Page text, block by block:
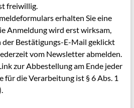
freiwillig.
erhalten Sie eine
Anmeldung wird erst wirksam,
der Bestätigungs-E-Mail geklickt
vom Newsletter abmelden.
zur Abbestellung am Ende jeder
für die Verarbeitung ist § 6 Abs. 1